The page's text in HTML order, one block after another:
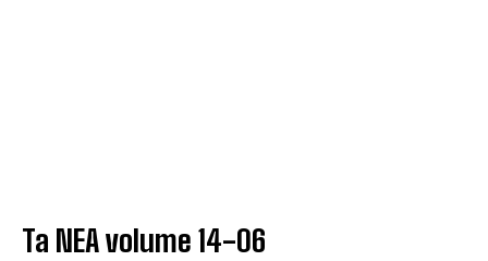
Ta NEA volume 14-06